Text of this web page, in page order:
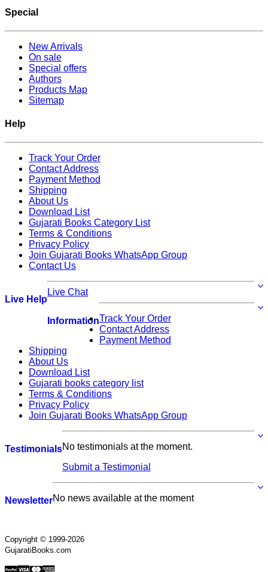
Special
New Arrivals
On sale
Special offers
Authors
Products Map
Sitemap
Help
Track Your Order
Contact Address
Payment Method
Shipping
About Us
Download List
Gujarati Books Category List
Terms & Conditions
Privacy Policy
Join Gujarati Books WhatsApp Group
Contact Us
Live Help
Live Chat
InformationTrack Your Order
Contact Address
Payment Method
Shipping
About Us
Download List
Gujarati books category list
Terms & Conditions
Privacy Policy
Join Gujarati Books WhatsApp Group
TestimonialsNo testimonials at the moment.
Submit a Testimonial
NewsletterNo news available at the moment
Copyright © 1999-2026
GujaratiBooks.com